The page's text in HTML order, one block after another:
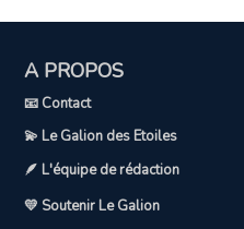
A PROPOS
📧 Contact
💫 Le Galion des Etoiles
🪶 L'équipe de rédaction
💛 Soutenir Le Galion